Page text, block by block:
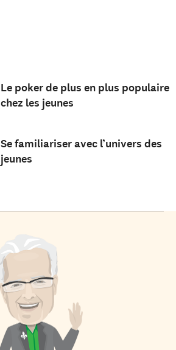
Le poker de plus en plus populaire
chez les jeunes
Se familiariser avec l’univers des
jeunes